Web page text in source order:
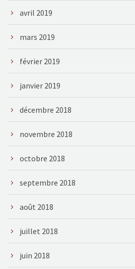
avril 2019
mars 2019
février 2019
janvier 2019
décembre 2018
novembre 2018
octobre 2018
septembre 2018
août 2018
juillet 2018
juin 2018